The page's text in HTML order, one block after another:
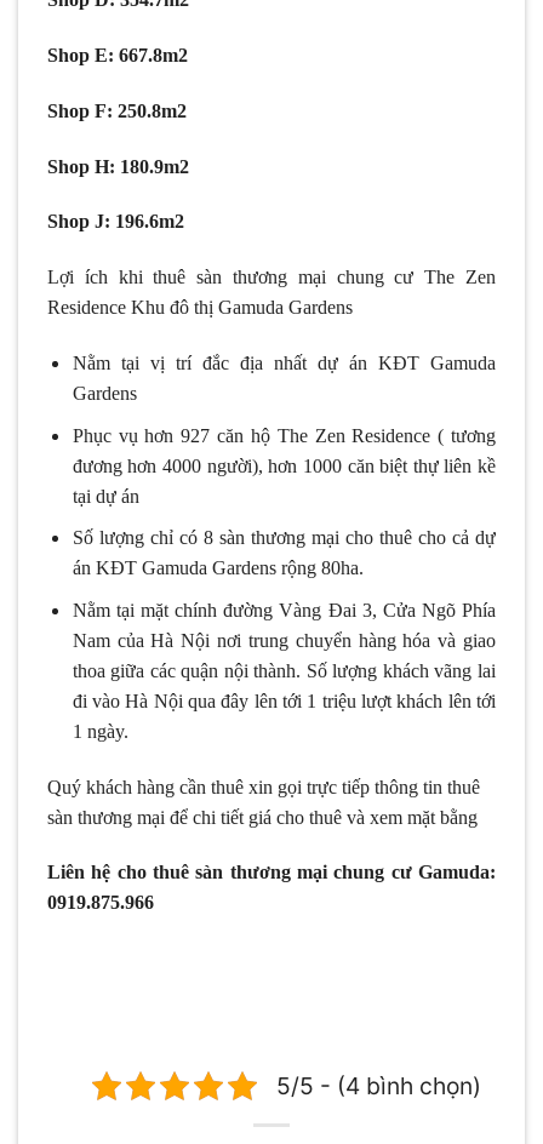
Shop E: 667.8m2
Shop F: 250.8m2
Shop H: 180.9m2
Shop J: 196.6m2
Lợi ích khi thuê sàn thương mại chung cư The Zen
Residence Khu đô thị Gamuda Gardens
Nằm tại vị trí đắc địa nhất dự án KĐT Gamuda
Gardens
Phục vụ hơn 927 căn hộ The Zen Residence ( tương
đương hơn 4000 người), hơn 1000 căn biệt thự liên kề
tại dự án
Số lượng chỉ có 8 sàn thương mại cho thuê cho cả dự
án KĐT Gamuda Gardens rộng 80ha.
Nằm tại mặt chính đường Vàng Đai 3, Cửa Ngõ Phía
Nam của Hà Nội nơi trung chuyển hàng hóa và giao
thoa giữa các quận nội thành. Số lượng khách vãng lai
đi vào Hà Nội qua đây lên tới 1 triệu lượt khách lên tới
1 ngày.
Quý khách hàng cần thuê xin gọi trực tiếp thông tin thuê
sàn thương mại để chi tiết giá cho thuê và xem mặt bằng
Liên hệ cho thuê sàn thương mại chung cư Gamuda:
0919.875.966
5/5 - (4 bình chọn)